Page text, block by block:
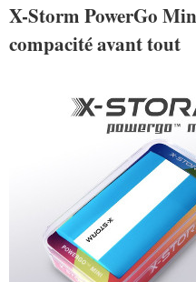
X-Storm PowerGo
compacité avant tout